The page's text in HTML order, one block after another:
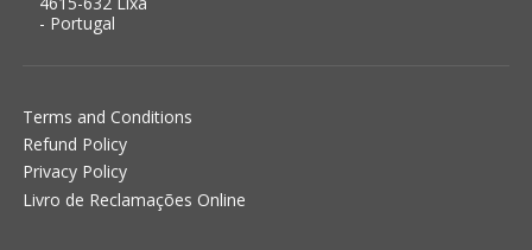
- Portugal
Terms and Conditions
Refund Policy
Privacy Policy
Livro de Reclamações Online